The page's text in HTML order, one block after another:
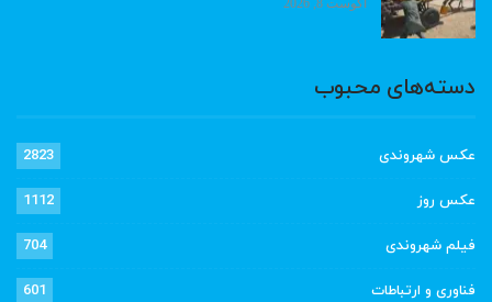
آگوست 8, 2026
دسته‌های محبوب
عکس شهروندی 2823
عکس روز 1112
فیلم شهروندی 704
فناوری و ارتباطات 601